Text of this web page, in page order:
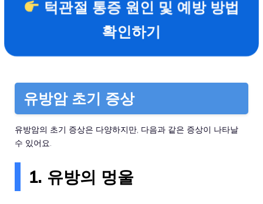
턱관절 통증 원인 및 예방 방법
확인하기
유방암 초기 증상
유방암의 초기 증상은 다양하지만, 다음과 같은 증상이 나타날
수 있어요.
1. 유방의 멍울